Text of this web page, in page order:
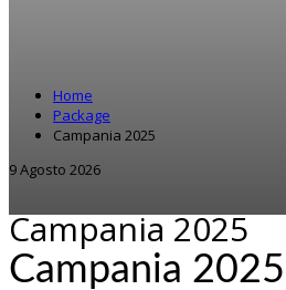
Home
Package
Campania 2025
9 Agosto 2026
Campania 2025
Campania 2025